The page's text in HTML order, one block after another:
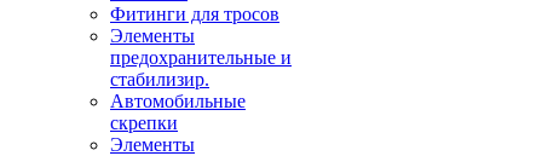
Фитинги для тросов
Элементы
предохранительные и
стабилизир.
Автомобильные
скрепки
Элементы